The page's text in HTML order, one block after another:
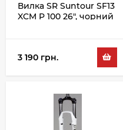
Вилка SR Suntour SF13
XCM P 100 26", чорний
3 190 грн.